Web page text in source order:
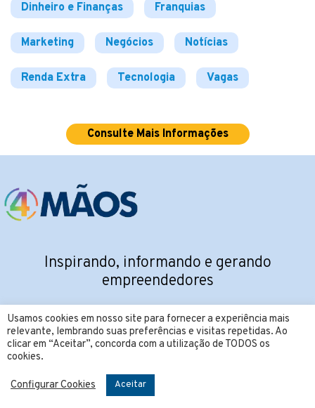
Dinheiro e Finanças Franquias
Marketing Negócios Notícias
Renda Extra Tecnologia Vagas
Consulte Mais Informações
Usamos cookies em nosso site para fornecer a experiência mais
relevante, lembrando suas preferências e visitas repetidas. Ao
clicar em “Aceitar”, concorda com a utilização de TODOS os
cookies.
Configurar Cookies Aceitar
Inspirando, informando e gerando
empreendedores
SIGA NAS REDES SOCIAIS: